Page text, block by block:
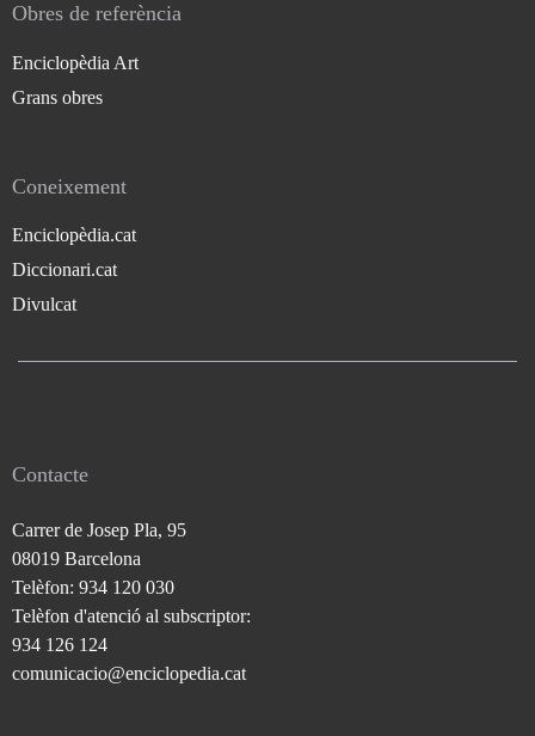
Obres de referència
Enciclopèdia Art
Grans obres
Coneixement
Enciclopèdia.cat
Diccionari.cat
Divulcat
Contacte
Carrer de Josep Pla, 95
08019 Barcelona
Telèfon: 934 120 030
Telèfon d'atenció al subscriptor:
934 126 124
comunicacio@enciclopedia.cat